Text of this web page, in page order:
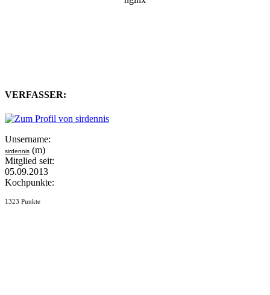
VERFASSER:
Unsername:
sirdennis (m)
Mitglied seit:
05.09.2013
Kochpunkte:
1323 Punkte